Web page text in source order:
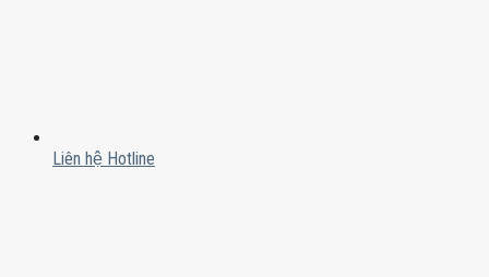
Liên hệ Hotline